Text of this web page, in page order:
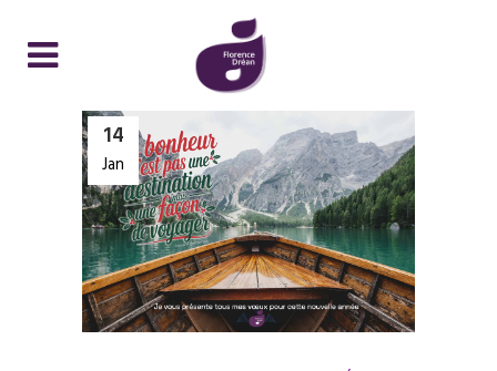
14
Jan